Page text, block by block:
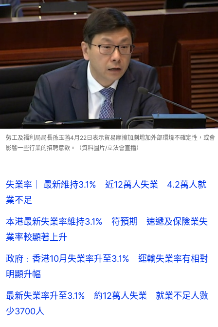
勞工及福利局局長孫玉菡4月22日表示貿易摩擦加劇增加外部環境不確定性，或會
影響一些行業的招聘意欲。（資料圖片/立法會直播）
失業率｜ 最新維持3.1% 近12萬人失業 4.2萬人就
業不足
本港最新失業率維持3.1% 符預期 速遞及保險業失
業率較顯著上升
政府﹕香港10月失業率升至3.1% 運輸失業率有相對
明顯升幅
最新失業率升至3.1% 約12萬人失業 就業不足人數
少3700人